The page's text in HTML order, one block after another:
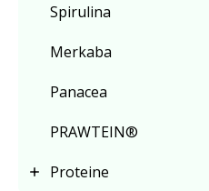
Spirulina
Merkaba
Panacea
PRAWTEIN®
Proteine